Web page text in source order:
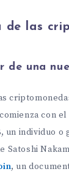
de las
de una
con
un individuo
Satoshi
, un